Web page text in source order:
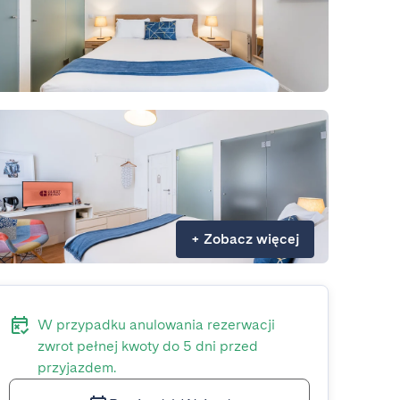
+ Zobacz więcej
W przypadku anulowania rezerwacji
zwrot pełnej kwoty do 5 dni przed
przyjazdem.